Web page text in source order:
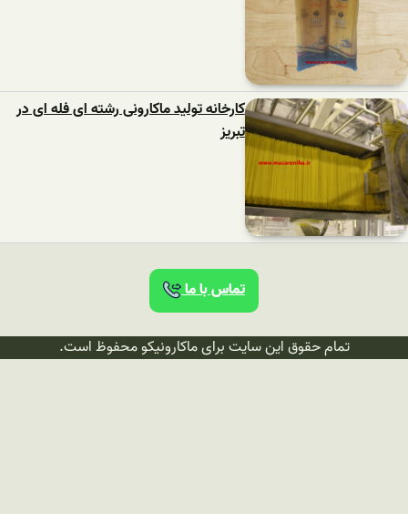
کارخانه تولید ماکارونی رشته ای فله ای در
تبریز
تماس با ما
تمام حقوق این سایت برای ماکارونیکو محفوظ است.